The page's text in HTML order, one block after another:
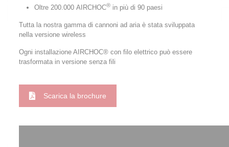
Oltre 200.000 AIRCHOC®in più di 90 paesi
Tutta la nostra gamma di cannoni ad aria è stata sviluppata
nella versione wireless
Ogni installazione AIRCHOC® con filo elettrico può essere
trasformata in versione senza fili
Scarica la brochure